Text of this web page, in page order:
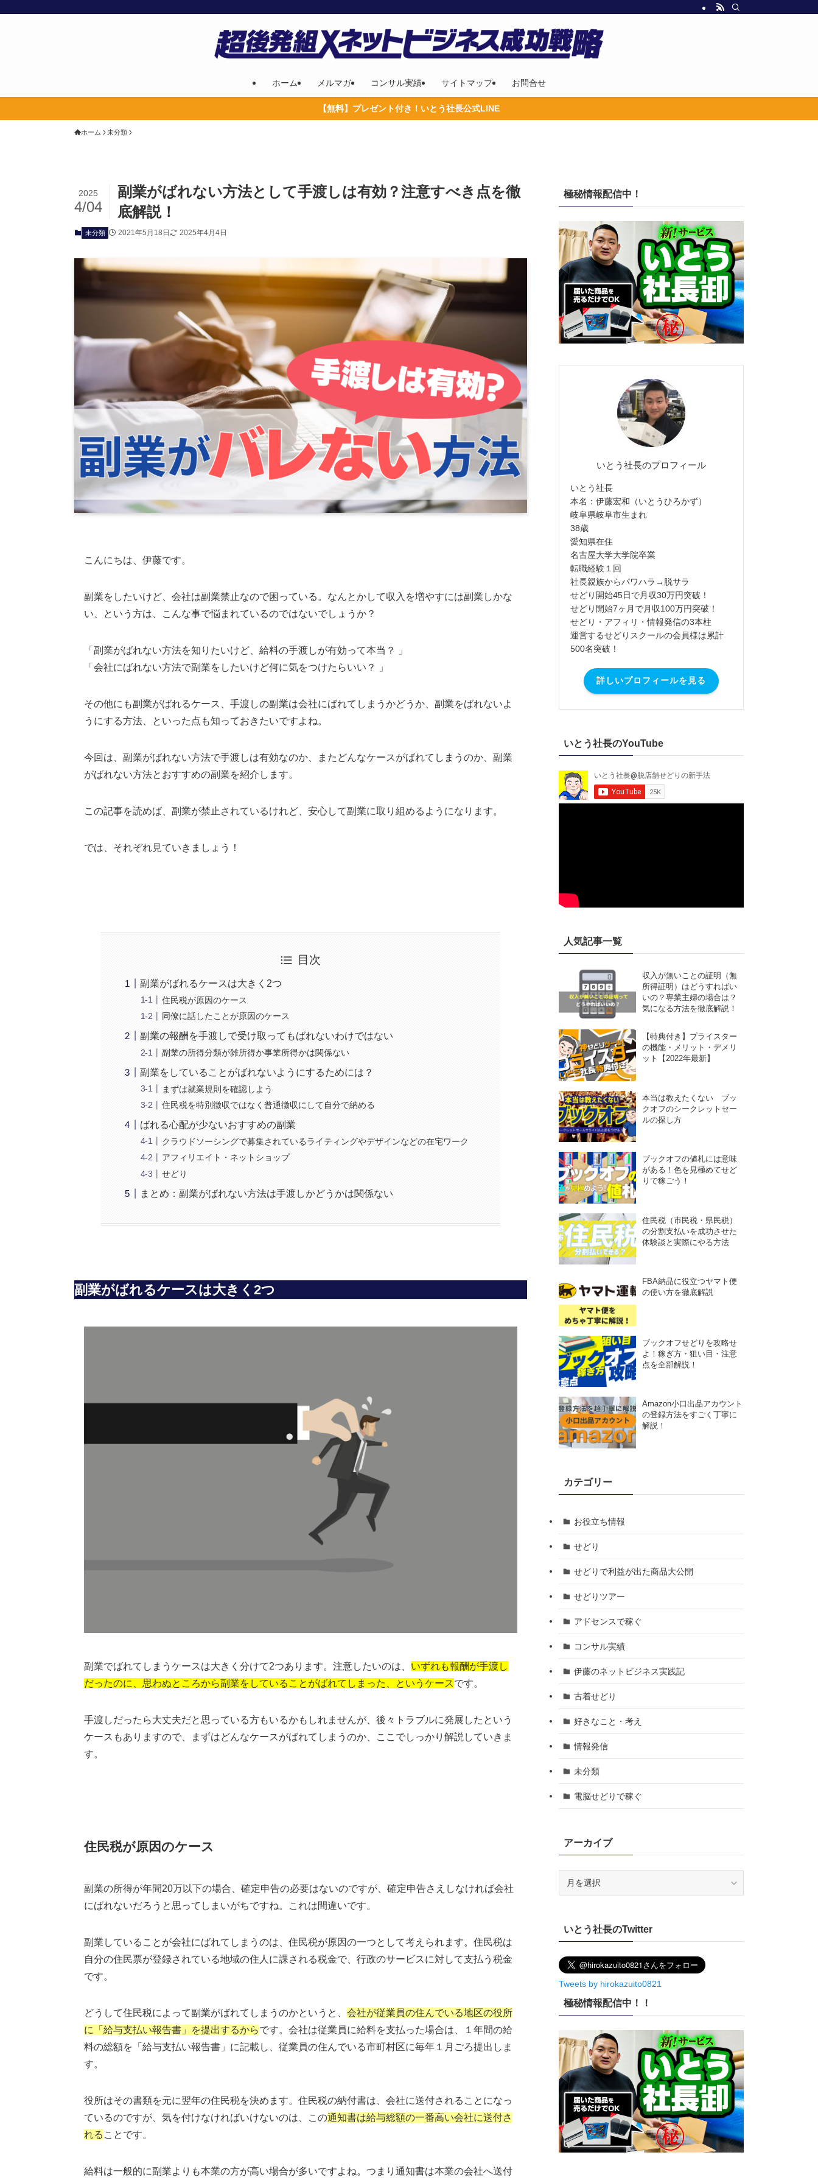
ホーム メルマガ コンサル実績 サイトマップ お問合せ
【無料】プレゼント付き！いとう社長公式LINE
ホーム 未分類
副業がばれない方法として手渡しは有効？注意すべき点を徹
底解説！
2025
4/04
未分類 2021年5月18日 2025年4月4日
こんにちは、伊藤です。
副業をしたいけど、会社は副業禁止なので困っている。なんとかして収入を増やすには副業しかな
い、という方は、こんな事で悩まれているのではないでしょうか？
「副業がばれない方法を知りたいけど、給料の手渡しが有効って本当？ 」
「会社にばれない方法で副業をしたいけど何に気をつけたらいい？ 」
その他にも副業がばれるケース、手渡しの副業は会社にばれてしまうかどうか、副業をばれないよ
うにする方法、といった点も知っておきたいですよね。
今回は、副業がばれない方法で手渡しは有効なのか、またどんなケースがばれてしまうのか、副業
がばれない方法とおすすめの副業を紹介します。
この記事を読めば、副業が禁止されているけれど、安心して副業に取り組めるようになります。
では、それぞれ見ていきましょう！
目次
副業がばれるケースは大きく2つ
住民税が原因のケース
同僚に話したことが原因のケース
副業の報酬を手渡しで受け取ってもばれないわけではない
副業の所得分類が雑所得か事業所得かは関係ない
副業をしていることがばれないようにするためには？
まずは就業規則を確認しよう
住民税を特別徴収ではなく普通徴収にして自分で納める
ばれる心配が少ないおすすめの副業
クラウドソーシングで募集されているライティングやデザインなどの在宅ワーク
アフィリエイト・ネットショップ
せどり
まとめ：副業がばれない方法は手渡しかどうかは関係ない
副業がばれるケースは大きく2つ
副業でばれてしまうケースは大きく分けて2つあります。注意したいのは、 いずれも報酬が手渡し
だったのに、思わぬところから副業をしていることがばれてしまった、というケースです。
手渡しだったら大丈夫だと思っている方もいるかもしれませんが、後々トラブルに発展したという
ケースもありますので、まずはどんなケースがばれてしまうのか、ここでしっかり解説していきま
す。
住民税が原因のケース
副業の所得が年間20万以下の場合、確定申告の必要はないのですが、確定申告さえしなければ会社
にばれないだろうと思ってしまいがちですね。これは間違いです。
副業していることが会社にばれてしまうのは、住民税が原因の一つとして考えられます。住民税は
自分の住民票が登録されている地域の住人に課される税金で、行政のサービスに対して支払う税金
です。
どうして住民税によって副業がばれてしまうのかというと、 会社が従業員の住んでいる地区の役所
に「給与支払い報告書」を提出するからです。会社は従業員に給料を支払った場合は、１年間の給
料の総額を「給与支払い報告書」に記載し、従業員の住んでいる市町村区に毎年１月ごろ提出しま
す。
役所はその書類を元に翌年の住民税を決めます。住民税の納付書は、会社に送付されることになっ
ているのですが、気を付けなければいけないのは、この通知書は給与総額の一番高い会社に送付さ
れる ことです。
給料は一般的に副業よりも本業の方が高い場合が多いですよね。つまり通知書は本業の会社へ送付
極秘情報配信中！
いとう社長のプロフィール
いとう社長
本名：伊藤宏和（いとうひろかず）
岐阜県岐阜市生まれ
38歳
愛知県在住
名古屋大学大学院卒業
転職経験１回
社長親族からパワハラ→脱サラ
せどり開始45日で月収30万円突破！
せどり開始7ヶ月で月収100万円突破！
せどり・アフィリ・情報発信の3本柱
運営するせどりスクールの会員様は累計
500名突破！
詳しいプロフィールを見る
いとう社長のYouTube
人気記事一覧
収入が無いことの証明（無
所得証明）はどうすればい
いの？専業主婦の場合は？
気になる方法を徹底解説！
【特典付き】プライスター
の機能・メリット・デメリ
ット【2022年最新】
本当は教えたくない ブッ
クオフのシークレットセー
ルの探し方
ブックオフの値札には意味
がある！色を見極めてせど
りで稼ごう！
住民税（市民税・県民税）
の分割支払いを成功させた
体験談と実際にやる方法
FBA納品に役立つヤマト便
の使い方を徹底解説
ブックオフせどりを攻略せ
よ！稼ぎ方・狙い目・注意
点を全部解説！
Amazon小口出品アカウント
の登録方法をすごく丁寧に
解説！
カテゴリー
お役立ち情報
せどり
せどりで利益が出た商品大公開
せどりツアー
アドセンスで稼ぐ
コンサル実績
伊藤のネットビジネス実践記
古着せどり
好きなこと・考え
情報発信
未分類
電脳せどりで稼ぐ
アーカイブ
ブいとう社長のTwitter
Tweets by hirokazuito0821
極秘情報配信中！！